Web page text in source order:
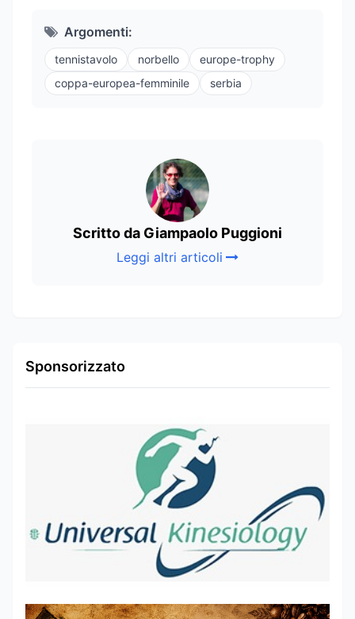
Argomenti:
tennistavolo norbello
europe-trophy
coppa-europea-femminile
serbia
Scritto da Giampaolo Puggioni
Leggi altri articoli
Sponsorizzato